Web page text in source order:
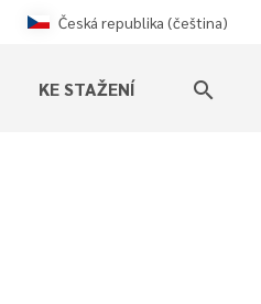
Česká republika (čeština)
KE STAŽENÍ search